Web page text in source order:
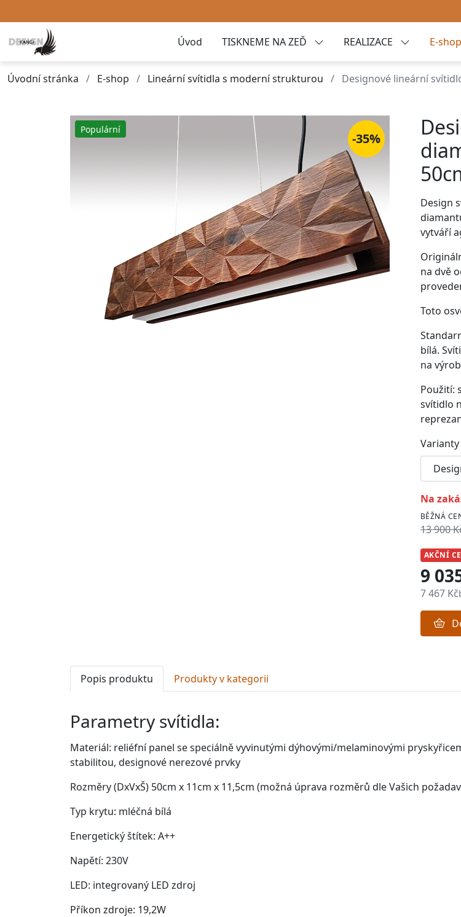
Úvod TISKNEME NA ZEĎ REALIZACE E-shop
Úvodní stránka E-shop Lineární svítidla s moderní strukturou Designové lineární
Populární
-35%
Design
vytváří
na dvě
Toto
bílá.
na
Použití:
svítidlo
Varianty
na
BĚŽNÁ
13 900
AKČNÍ
9
7 467 Kč
Popis produktu Produkty v kategorii
Parametry svítidla:
Materiál: reliéfní panel sespeciálně vyvinutými dýhovými/melaminovými
stabilitou, designové nerezové prvky
Rozměry (DxVxŠ) 50cm x 11cm x 11,5cm (možná úprava rozměrů dle Vašich
Typ krytu: mléčná bílá
Energetický štítek: A++
Napětí: 230V
LED: integrovaný LED zdroj
Příkon zdroje: 19,2W